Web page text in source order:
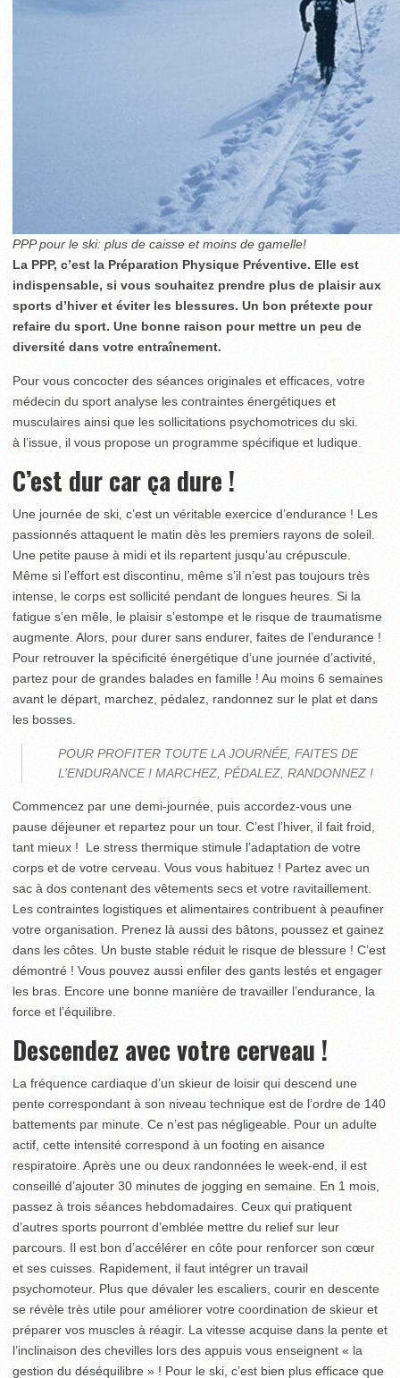
PPP pour le ski: plus de caisse et moins de gamelle!
La PPP, c’est la Préparation Physique Préventive. Elle est
indispensable, si vous souhaitez prendre plus de plaisir aux
sports d’hiver et éviter les blessures. Un bon prétexte pour
refaire du sport. Une bonne raison pour mettre un peu de
diversité dans votre entraînement.
Pour vous concocter des séances originales et efficaces, votre
médecin du sport analyse les contraintes énergétiques et
musculaires ainsi que les sollicitations psychomotrices du ski.
à l’issue, il vous propose un programme spécifique et ludique.
C’est dur car ça dure !
Une journée de ski, c’est un véritable exercice d’endurance ! Les
passionnés attaquent le matin dès les premiers rayons de soleil.
Une petite pause à midi et ils repartent jusqu’au crépuscule.
Même si l’effort est discontinu, même s’il n’est pas toujours très
intense, le corps est sollicité pendant de longues heures. Si la
fatigue s’en mêle, le plaisir s’estompe et le risque de traumatisme
augmente. Alors, pour durer sans endurer, faites de l’endurance !
Pour retrouver la spécificité énergétique d’une journée d’activité,
partez pour de grandes balades en famille ! Au moins 6 semaines
avant le départ, marchez, pédalez, randonnez sur le plat et dans
les bosses.
POUR PROFITER TOUTE LA JOURNÉE, FAITES DE
L’ENDURANCE ! MARCHEZ, PÉDALEZ, RANDONNEZ !
Commencez par une demi-journée, puis accordez-vous une
pause déjeuner et repartez pour un tour. C’est l’hiver, il fait froid,
tant mieux ! Le stress thermique stimule l’adaptation de votre
corps et de votre cerveau. Vous vous habituez ! Partez avec un
sac à dos contenant des vêtements secs et votre ravitaillement.
Les contraintes logistiques et alimentaires contribuent à peaufiner
votre organisation. Prenez là aussi des bâtons, poussez et gainez
dans les côtes. Un buste stable réduit le risque de blessure ! C’est
démontré ! Vous pouvez aussi enfiler des gants lestés et engager
les bras. Encore une bonne manière de travailler l’endurance, la
force et l’équilibre.
Descendez avec votre cerveau !
La fréquence cardiaque d’un skieur de loisir qui descend une
pente correspondant à son niveau technique est de l’ordre de 140
battements par minute. Ce n’est pas négligeable. Pour un adulte
actif, cette intensité correspond à un footing en aisance
respiratoire. Après une ou deux randonnées le week-end, il est
conseillé d’ajouter 30 minutes de jogging en semaine. En 1 mois,
passez à trois séances hebdomadaires. Ceux qui pratiquent
d’autres sports pourront d’emblée mettre du relief sur leur
parcours. Il est bon d’accélérer en côte pour renforcer son cœur
et ses cuisses. Rapidement, il faut intégrer un travail
psychomoteur. Plus que dévaler les escaliers, courir en descente
se révèle très utile pour améliorer votre coordination de skieur et
préparer vos muscles à réagir. La vitesse acquise dans la pente et
l’inclinaison des chevilles lors des appuis vous enseignent « la
gestion du déséquilibre » ! Pour le ski, c’est bien plus efficace que